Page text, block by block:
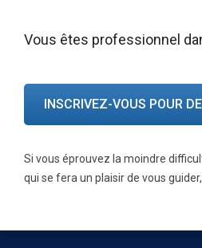
Vous êtes professionnel
INSCRIVEZ-VOUS POUR
Si vous éprouvez la moindre
qui se fera un plaisir de vous